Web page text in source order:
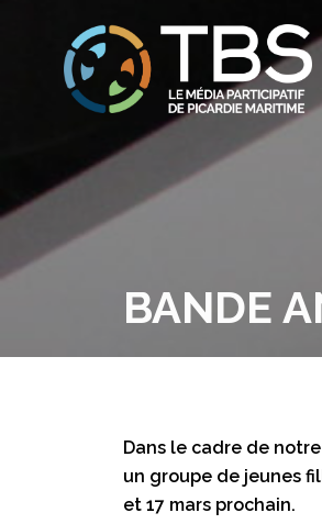
BANDE
Dans le cadre de
un groupe de jeunes
et 17 mars prochain.